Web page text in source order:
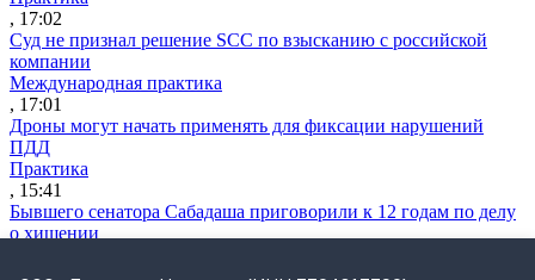
, 17:02
Суд не признал решение SCC по взысканию с российской
компании
Международная практика
, 17:01
Дроны могут начать применять для фиксации нарушений
ПДД
Практика
, 15:41
Бывшего сенатора Сабадаша приговорили к 12 годам по делу
о хищении
, 15:29